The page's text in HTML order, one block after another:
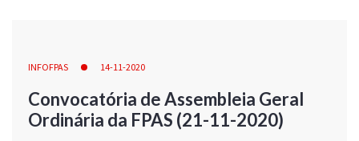
INFOFPAS 14-11-2020
Convocatória de Assembleia Geral
Ordinária da FPAS (21-11-2020)